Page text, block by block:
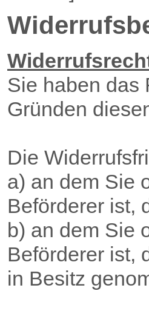
Sie haben das
Gründen
Die
a) an dem Sie
Beförderer ist,
b) an dem Sie
Beförderer ist,
in Besitz